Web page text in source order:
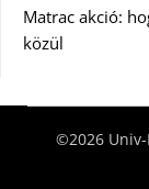
Matrac akció:
közül
©2026 Univ-